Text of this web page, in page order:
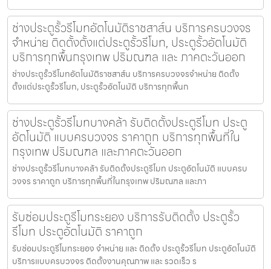
ช่างประตูรั้วรีโมทอัตโนมัติราชสาส์น บริการครบวงจร
จำหน่าย ติดตั้งตั้งแต่ประตูรั้วรีโมท, ประตูรั้วอัตโนมัติ
บริการทุกพื้นกรุงเทพ ปริมณฑล และ ภาคตะวันออก
ช่างประตูรั้วรีโมทอัตโนมัติราชสาส์น บริการครบวงจรจำหน่าย ติดตั้ง
ตั้งแต่ประตูรั้วรีโมท, ประตูรั้วอัตโนมัติ บริการทุกพื้นก
ช่างประตูรั้วรีโมทบางคล้า รับติดตั้งประตูรีโมท ประตู
อัตโนมัติ แบบครบวงจร ราคาถูก บริการทุกพื้นที่ใน
กรุงเทพ ปริมณฑล และภาคตะวันออก
ช่างประตูรั้วรีโมทบางคล้า รับติดตั้งประตูรีโมท ประตูอัตโนมัติ แบบครบ
วงจร ราคาถูก บริการทุกพื้นที่ในกรุงเทพ ปริมณฑล และภา
รับซ่อมประตูรีโมทระยอง บริการรับติดตั้ง ประตูรั้ว
รีโมท ประตูอัตโนมัติ ราคาถูก
รับซ่อมประตูรีโมทระยอง จำหน่าย และ ติดตั้ง ประตูรั้วรีโมท ประตูอัตโนมัติ
บริการแบบครบวงจร ติดตั้งงานคุณภาพ และ รวดเร็ว ร